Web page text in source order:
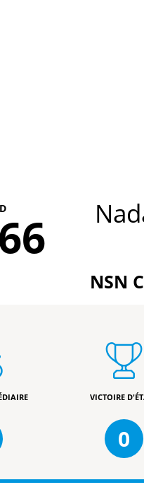
NSN
VICTOIRE
0